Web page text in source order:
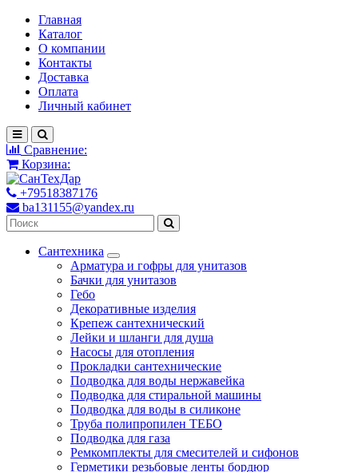
Главная
Каталог
О компании
Контакты
Доставка
Оплата
Личный кабинет
Сравнение:
Корзина:
+79518387176
ba131155@yandex.ru
Сантехника
Арматура и гофры для унитазов
Бачки для унитазов
Гебо
Декоративные изделия
Крепеж сантехнический
Лейки и шланги для душа
Насосы для отопления
Прокладки сантехнические
Подводка для воды нержавейка
Подводка для стиральной машины
Подводка для воды в силиконе
Труба полипропилен ТЕБО
Подводка для газа
Ремкомплекты для смесителей и сифонов
Герметики резьбовые ленты бордюр